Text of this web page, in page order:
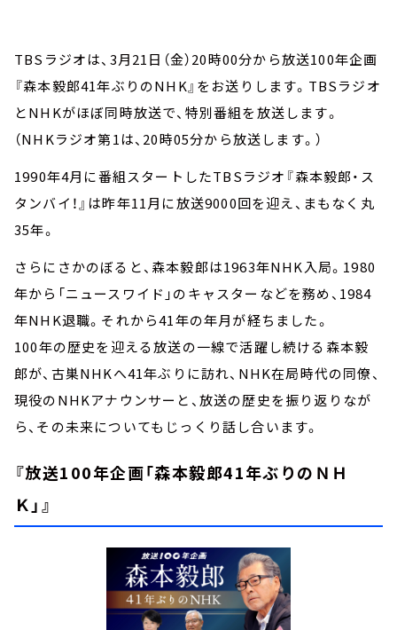
TBSラジオは、3月21日（金）20時00分から放送100年企画
『森本毅郎41年ぶりのNHK』をお送りします。TBSラジオ
とNHKがほぼ同時放送で、特別番組を放送します。
（NHKラジオ第1は、20時05分から放送します。）
1990年4月に番組スタートしたTBSラジオ『森本毅郎・ス
タンバイ！』は昨年11月に放送9000回を迎え、まもなく丸
35年。
さらにさかのぼると、森本毅郎は1963年NHK入局。1980
年から「ニュースワイド」のキャスターなどを務め、1984
年NHK退職。それから41年の年月が経ちました。
100年の歴史を迎える放送の一線で活躍し続ける森本毅
郎が、古巣NHKへ41年ぶりに訪れ、NHK在局時代の同僚、
現役のNHKアナウンサーと、放送の歴史を振り返りなが
ら、その未来についてもじっくり話し合います。
『放送100年企画「森本毅郎41年ぶりのＮＨ
Ｋ」』